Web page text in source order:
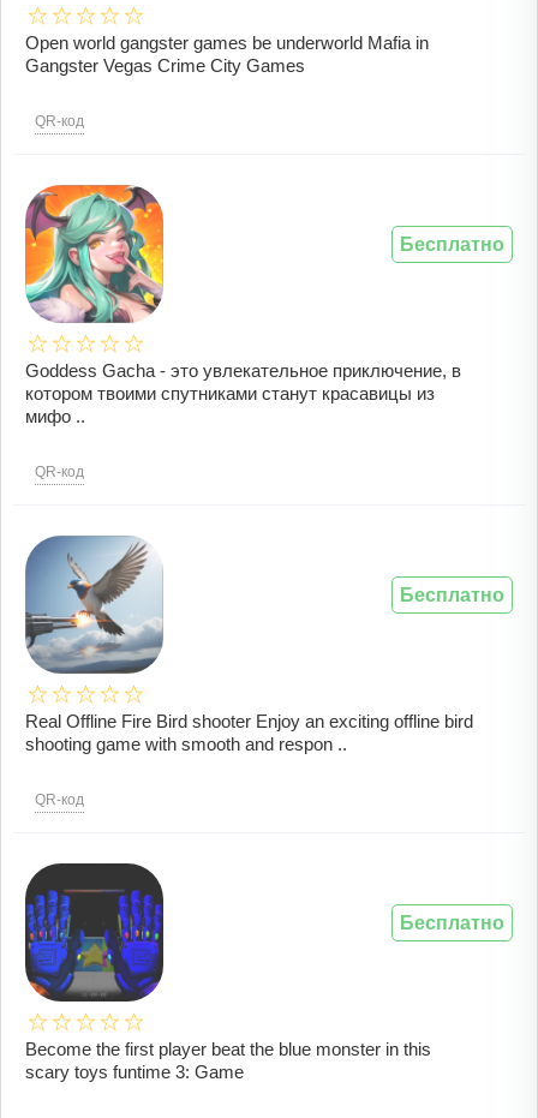
Open world gangster games be underworld Mafia in
Gangster Vegas Crime City Games
QR-код
Goddess Gacha - это увлекательное приключение, в
котором твоими спутниками станут красавицы из
мифо ..
QR-код
Бесплатно
Real Offline Fire Bird shooter Enjoy an exciting offline bird
shooting game with smooth and respon ..
QR-код
Бесплатно
Become the first player beat the blue monster in this
scary toys funtime 3: Game
Бесплатно